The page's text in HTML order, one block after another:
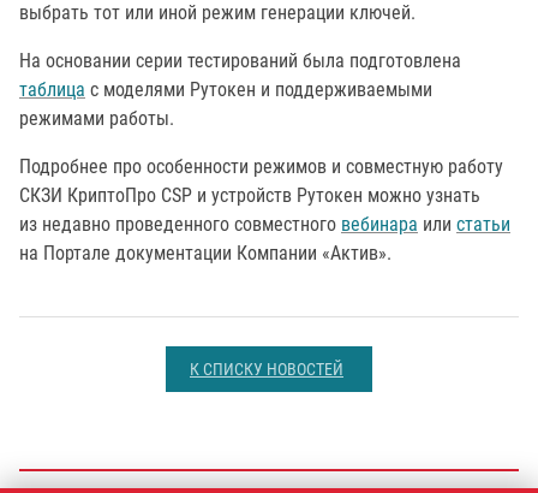
выбрать тот или иной режим генерации ключей.
На основании серии тестирований была подготовлена
таблица с моделями Рутокен и поддерживаемыми
режимами работы.
Подробнее про особенности режимов и совместную работу
СКЗИ КриптоПро CSP и устройств Рутокен можно узнать
из недавно проведенного совместного вебинара или статьи
на Портале документации Компании «Актив».
К СПИСКУ НОВОСТЕЙ